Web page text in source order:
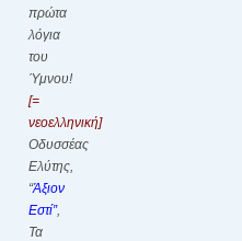
πρώτα
λόγια
του
Ύμνου!
[=
νεοελληνική]
Οδυσσέας
Ελύτης,
“Άξιον
Εστί”,
Τα